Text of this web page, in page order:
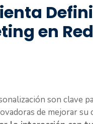
en
son clave
de mejorar su